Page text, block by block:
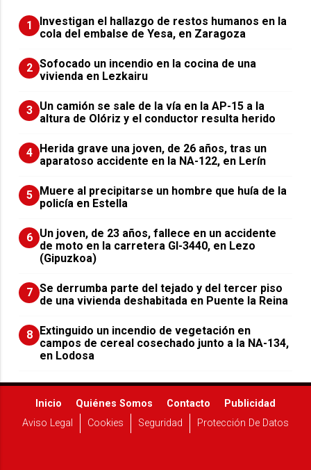
1
Investigan el hallazgo de restos humanos en la
cola del embalse de Yesa, en Zaragoza
2 Sofocado un incendio en la cocina de una
vivienda en Lezkairu
3 Un camión se sale de la vía en la AP-15 a la
altura de Olóriz y el conductor resulta herido
4 Herida grave una joven, de 26 años, tras un
aparatoso accidente en la NA-122, en Lerín
5 Muere al precipitarse un hombre que huía de la
policía en Estella
6 Un joven, de 23 años, fallece en un accidente
de moto en la carretera GI-3440, en Lezo
(Gipuzkoa)
7 Se derrumba parte del tejado y del tercer piso
de una vivienda deshabitada en Puente la Reina
8 Extinguido un incendio de vegetación en
campos de cereal cosechado junto a la NA-134,
en Lodosa
Inicio Quiénes Somos Contacto
Publicidad
Aviso Legal
Cookies Seguridad Protección De Datos